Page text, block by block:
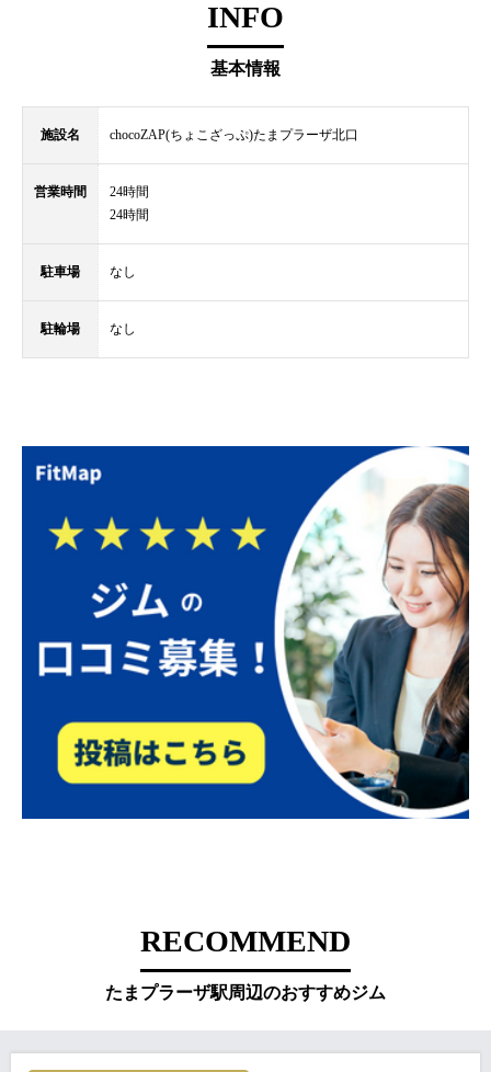
INFO
基本情報
施設名 chocoZAP(ちょこざっぷ)たまプラーザ北口
営業時間
24時間
24時間
駐車場 なし
駐輪場 なし
RECOMMEND
たまプラーザ駅周辺のおすすめジム